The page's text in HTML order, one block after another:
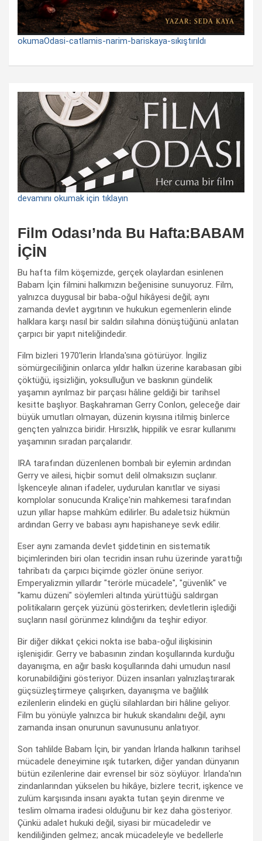
okumaOdasi-catlamis-narim-bariskaya-sıkıştırıldı
devamını okumak için tıklayın
Film Odası’nda Bu Hafta:BABAM
İÇİN
Bu hafta film köşemizde, gerçek olaylardan esinlenen
Babam İçin filmini halkımızın beğenisine sunuyoruz. Film,
yalnızca duygusal bir baba-oğul hikâyesi değil; aynı
zamanda devlet aygıtının ve hukukun egemenlerin elinde
halklara karşı nasıl bir saldırı silahına dönüştüğünü anlatan
çarpıcı bir yapıt niteliğindedir.
Film bizleri 1970'lerin İrlanda'sına götürüyor. İngiliz
sömürgeciliğinin onlarca yıldır halkın üzerine karabasan gibi
çöktüğü, işsizliğin, yoksulluğun ve baskının gündelik
yaşamın ayrılmaz bir parçası hâline geldiği bir tarihsel
kesitte başlıyor. Başkahraman Gerry Conlon, geleceğe dair
büyük umutları olmayan, düzenin kıyısına itilmiş binlerce
gençten yalnızca biridir. Hırsızlık, hippilik ve esrar kullanımı
yaşamının sıradan parçalarıdır.
IRA tarafından düzenlenen bombalı bir eylemin ardından
Gerry ve ailesi, hiçbir somut delil olmaksızın suçlanır.
İşkenceyle alınan ifadeler, uydurulan kanıtlar ve siyasi
komplolar sonucunda Kraliçe'nin mahkemesi tarafından
uzun yıllar hapse mahkûm edilirler. Bu adaletsiz hükmün
ardından Gerry ve babası aynı hapishaneye sevk edilir.
Eser aynı zamanda devlet şiddetinin en sistematik
biçimlerinden biri olan tecridin insan ruhu üzerinde yarattığı
tahribatı da çarpıcı biçimde gözler önüne seriyor.
Emperyalizmin yıllardır "terörle mücadele", "güvenlik" ve
"kamu düzeni" söylemleri altında yürüttüğü saldırgan
politikaların gerçek yüzünü gösterirken; devletlerin işlediği
suçların nasıl görünmez kılındığını da teşhir ediyor.
Bir diğer dikkat çekici nokta ise baba-oğul ilişkisinin
işlenişidir. Gerry ve babasının zindan koşullarında kurduğu
dayanışma, en ağır baskı koşullarında dahi umudun nasıl
korunabildiğini gösteriyor. Düzen insanları yalnızlaştırarak
güçsüzleştirmeye çalışırken, dayanışma ve bağlılık
ezilenlerin elindeki en güçlü silahlardan biri hâline geliyor.
Film bu yönüyle yalnızca bir hukuk skandalını değil, aynı
zamanda insan onurunun savunusunu anlatıyor.
Son tahlilde Babam İçin, bir yandan İrlanda halkının tarihsel
mücadele deneyimine ışık tutarken, diğer yandan dünyanın
bütün ezilenlerine dair evrensel bir söz söylüyor. İrlanda'nın
zindanlarından yükselen bu hikâye, bizlere tecrit, işkence ve
zulüm karşısında insanı ayakta tutan şeyin direnme ve
teslim olmama iradesi olduğunu bir kez daha gösteriyor.
Çünkü adalet hukuki değil, siyasi bir mücadeledir ve
kendiliğinden gelmez; ancak mücadeleyle ve bedellerle